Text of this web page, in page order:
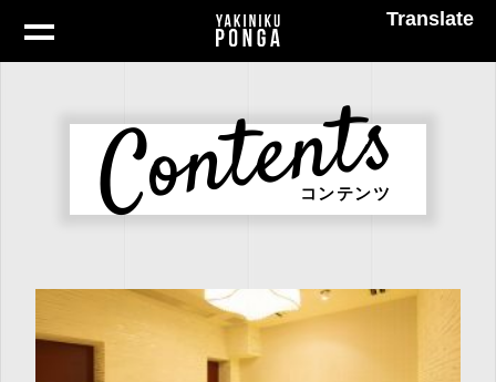
Contents
コンテンツ
Translate